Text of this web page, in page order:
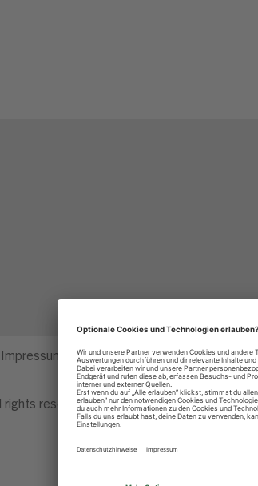
Impressum Privatsphäre-Einstellungen
rights reserved